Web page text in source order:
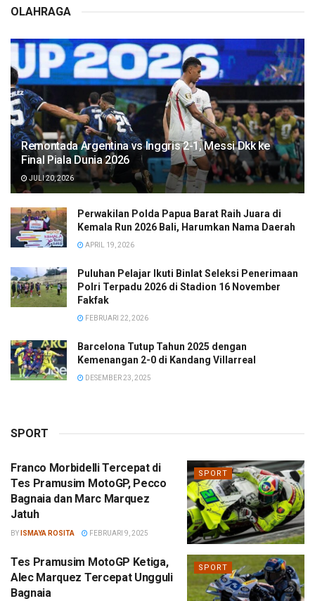
OLAHRAGA
Remontada Argentina vs Inggris 2-1, Messi Dkk ke
Final Piala Dunia 2026
JULI 20, 2026
Perwakilan Polda Papua Barat Raih Juara di
Kemala Run 2026 Bali, Harumkan Nama Daerah
APRIL 19, 2026
Puluhan Pelajar Ikuti Binlat Seleksi Penerimaan
Polri Terpadu 2026 di Stadion 16 November
Fakfak
FEBRUARI 22, 2026
Barcelona Tutup Tahun 2025 dengan
Kemenangan 2-0 di Kandang Villarreal
DESEMBER 23, 2025
SPORT
SPORT
Franco Morbidelli Tercepat di
Tes Pramusim MotoGP, Pecco
Bagnaia dan Marc Marquez
Jatuh
BY ISMAYA ROSITA FEBRUARI 9, 2025
SPORT
Tes Pramusim MotoGP Ketiga,
Alec Marquez Tercepat Ungguli
Bagnaia